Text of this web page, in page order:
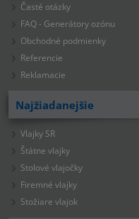
Časté otázky
FAQ - Generátory ozónu
Obchodné podmienky
Referencie
Reklamacie
Najžiadanejšie
Vlajky SR
Štátne vlajky
Stolové vlajočky
Firemné vlajky
Stožiare vlajok